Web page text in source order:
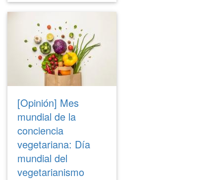
[Opinión] Mes
mundial de la
conciencia
vegetariana: Día
mundial del
vegetarianismo